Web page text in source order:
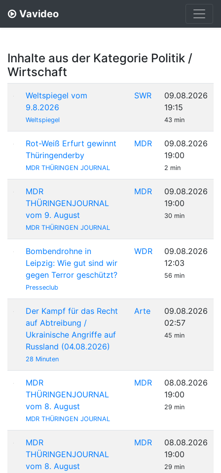
Vavideo
Inhalte aus der Kategorie Politik /
Wirtschaft
Weltspiegel vom
9.8.2026
Weltspiegel
SWR
09.08.2026
19:15
43 min
Rot-Weiß Erfurt gewinnt
Thüringenderby
MDR THÜRINGEN JOURNAL
MDR
09.08.2026
19:00
2 min
MDR
THÜRINGENJOURNAL
vom 9. August
MDR THÜRINGEN JOURNAL
MDR
09.08.2026
19:00
30 min
Bombendrohne in
Leipzig: Wie gut sind wir
gegen Terror geschützt?
Presseclub
WDR
09.08.2026
12:03
56 min
Der Kampf für das Recht
auf Abtreibung /
Ukrainische Angriffe auf
Russland (04.08.2026)
28 Minuten
Arte
09.08.2026
02:57
45 min
MDR
THÜRINGENJOURNAL
vom 8. August
MDR THÜRINGEN JOURNAL
MDR
08.08.2026
19:00
29 min
MDR
THÜRINGENJOURNAL
vom 8. August
MDR
08.08.2026
19:00
29 min